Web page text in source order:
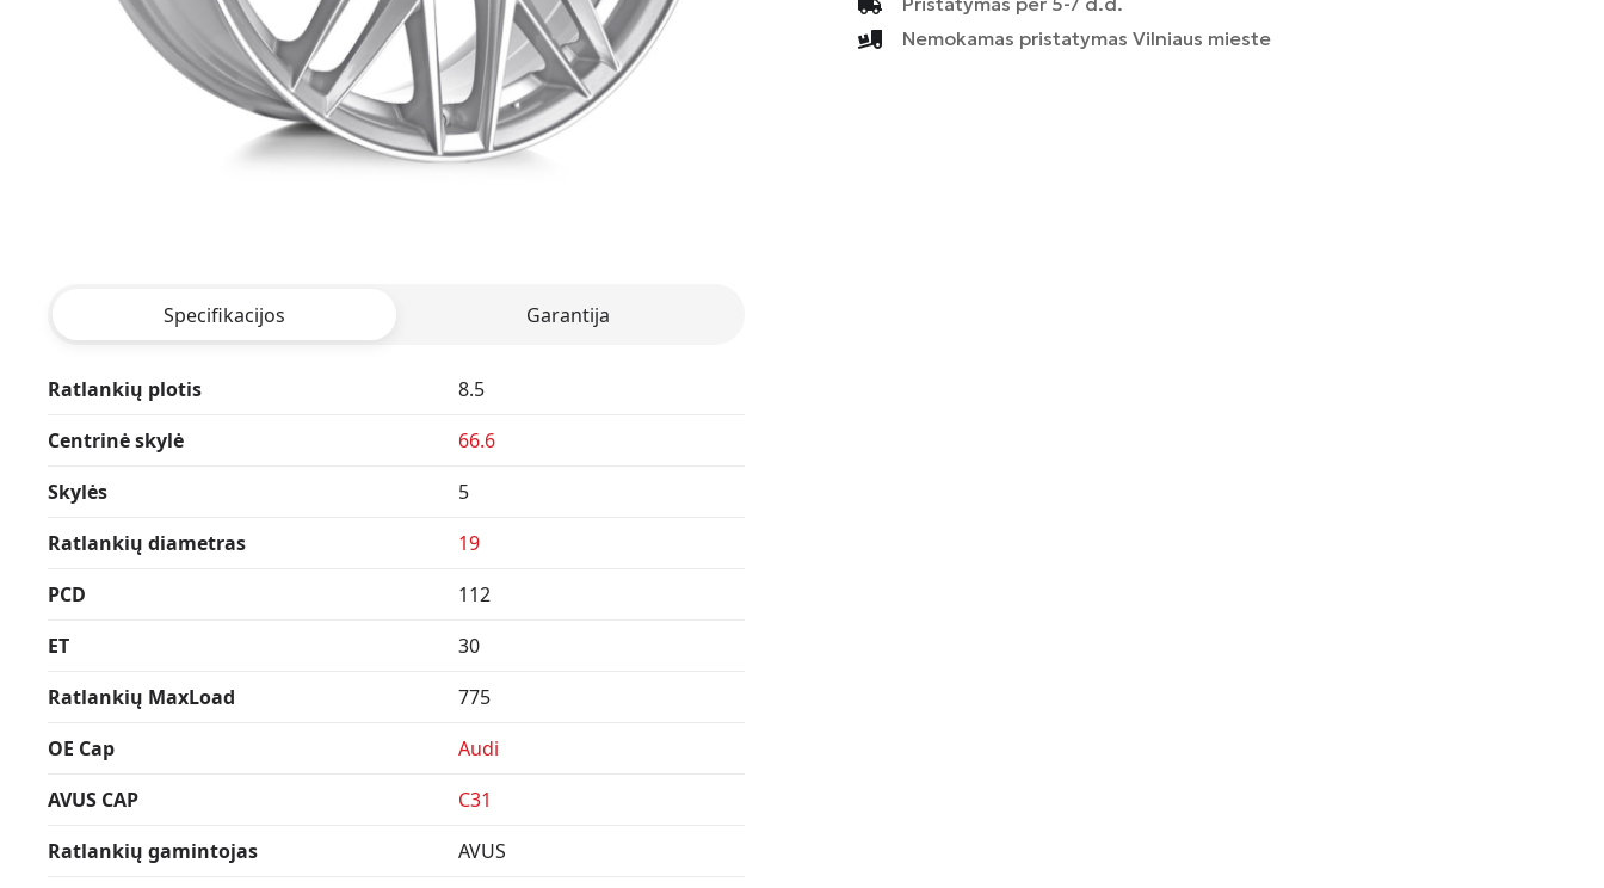
Specifikacijos Garantija
Ratlankių plotis
8.5
Centrinė skylė
66.6
Skylės
5
Ratlankių diametras
19
PCD
112
ET
30
Ratlankių MaxLoad
775
OE Cap
Audi
AVUS CAP
C31
Ratlankių gamintojas
AVUS
AF19
-
Nemokamas pristatymas Vilniaus mieste